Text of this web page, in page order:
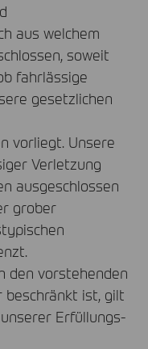
aus welchem
soweit
fahrlässige
gesetzlichen
vorliegt. Unsere
Verletzung
ausgeschlossen
grober
den vorstehenden
beschränkt ist, gilt
Erfüllungs-